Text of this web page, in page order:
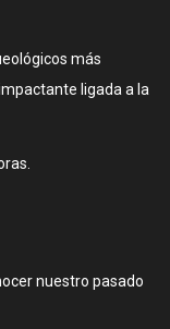
más
ligada a la
nuestro pasado